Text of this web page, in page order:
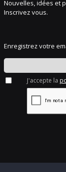
Nouvelles, idées et
Inscrivez vous.
Enregistrez votre
J'accepte la